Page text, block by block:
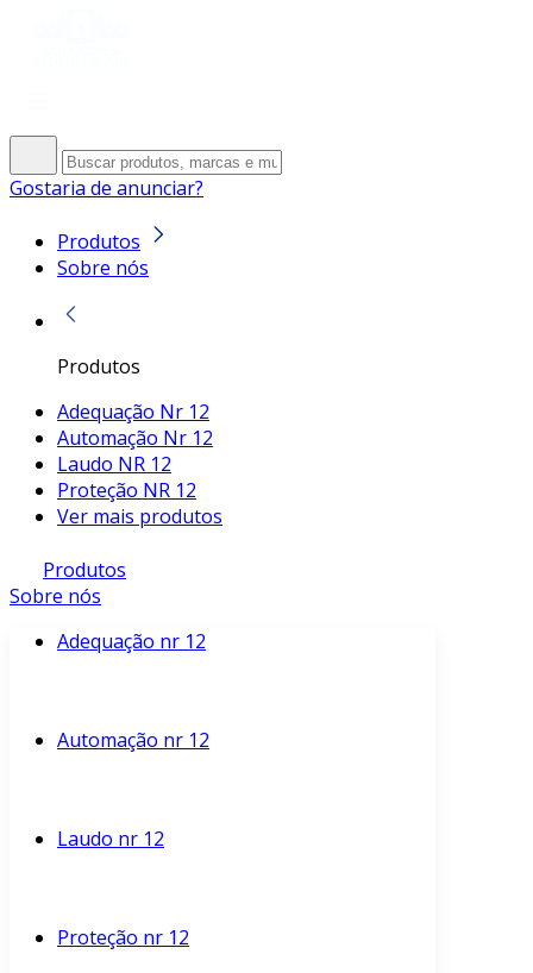
Gostaria de anunciar?
Produtos
Sobre nós
Produtos
Adequação Nr 12
Automação Nr 12
Laudo NR 12
Proteção NR 12
Ver mais produtos
Produtos
Sobre nós
Adequação nr 12
Automação nr 12
Laudo nr 12
Proteção nr 12